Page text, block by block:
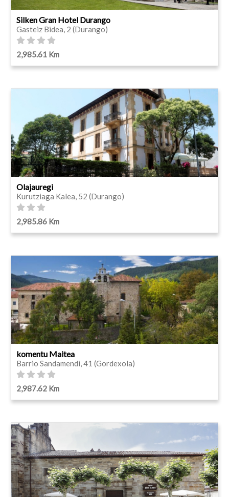
Silken Gran Hotel Durango
Gasteiz Bidea, 2 (Durango)
2,985.61 Km
Olajauregi
Kurutziaga Kalea, 52 (Durango)
2,985.86 Km
komentu Maitea
Barrio Sandamendi, 41 (Gordexola)
2,987.62 Km